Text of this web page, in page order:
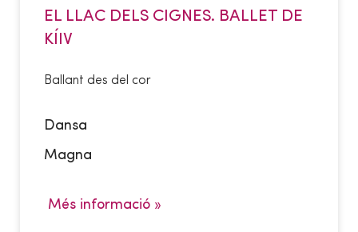
EL LLAC DELS CIGNES. BALLET DE
KÍIV
Ballant des del cor
Dansa
Magna
Més informació »